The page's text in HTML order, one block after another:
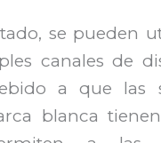
se pueden
canales de
a que las
blanca